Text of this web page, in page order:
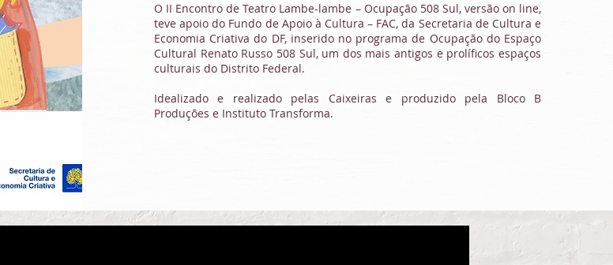
O II Encontro de Teatro Lambe-lambe – Ocupação 508 Sul, versão on line,
teve apoio do Fundo de Apoio à Cultura – FAC, da Secretaria de Cultura e
Economia Criativa do DF, inserido no programa de Ocupação do Espaço
Cultural Renato Russo 508 Sul, um dos mais antigos e prolíficos espaços
culturais do Distrito Federal.
Idealizado e realizado pelas Caixeiras e produzido pela Bloco B
Produções e Instituto Transforma.